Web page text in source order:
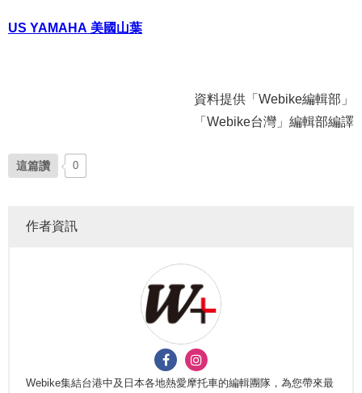
US YAMAHA 美國山葉
資料提供「Webike編輯部」
「Webike台灣」編輯部編譯
這篇讚 0
作者資訊
Webike集結台港中及日本各地熱愛摩托車的編輯團隊，為您帶來最